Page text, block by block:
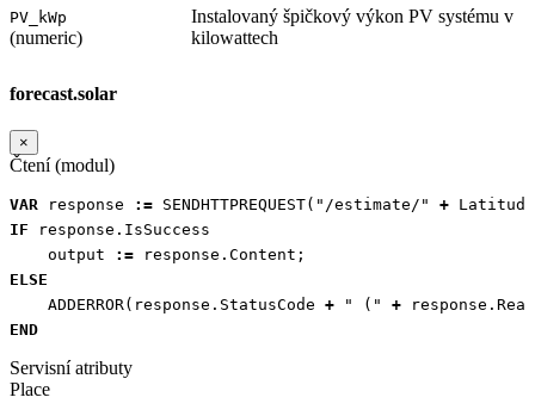
PV_kWp
(numeric)
Instalovaný špičkový výkon PV systému v
kilowattech
forecast.solar
×
Čtení (modul)
VAR response := SENDHTTPREQUEST( "/estimate/" + Latitude
IF
response . IsSuccess
output
:= response . Content ;
ELSE
ADDERROR( response . StatusCode + " (" + response .
END
Servisní atributy
Place